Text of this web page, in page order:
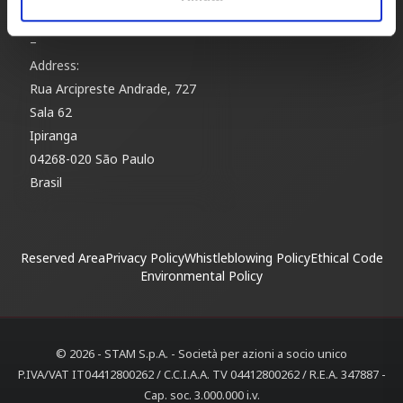
E-mailinfo@stamdobrasil.com.br
–
Address:
Rua Arcipreste Andrade, 727
Sala 62
Ipiranga
04268-020 São Paulo
Brasil
Reserved AreaPrivacy PolicyWhistleblowing PolicyEthical Code
Environmental Policy
© 2026 - STAM S.p.A. - Società per azioni a socio unico
P.IVA/VAT IT04412800262 / C.C.I.A.A. TV 04412800262 / R.E.A. 347887 -
Cap. soc. 3.000.000 i.v.